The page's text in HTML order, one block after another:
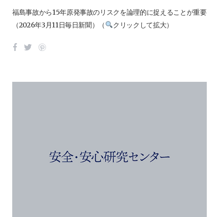
福島事故から15年原発事故のリスクを論理的に捉えることが重要
（2026年3月11日毎日新聞）（
クリックして拡大）